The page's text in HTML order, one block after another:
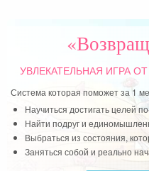
УВЛЕКАТЕЛЬНАЯ ИГРАОТ
Система которая поможет за 1
Научиться достигать целей
Найти подруг и
Выбраться из состояния,
Заняться собой и реально